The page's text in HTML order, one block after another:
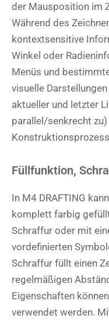
der Mausposition im
Während des
kontextsensitive
Winkel oder
Menüs und
visuelle
aktueller und letzter
parallel/senkrecht
Füllfunktion,
In M4 DRAFTING
komplett farbig
Schraffur oder mit
vordefinierten
Schraffur füllt einen
regelmäßigen
Eigenschaften
verwendet werden.